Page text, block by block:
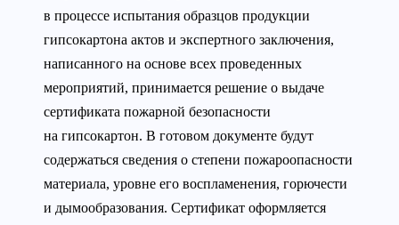
в процессе испытания образцов продукции
гипсокартона актов и экспертного заключения,
написанного на основе всех проведенных
мероприятий, принимается решение о выдаче
сертификата пожарной безопасности
на гипсокартон. В готовом документе будут
содержаться сведения о степени пожароопасности
материала, уровне его воспламенения, горючести
и дымообразования. Сертификат оформляется